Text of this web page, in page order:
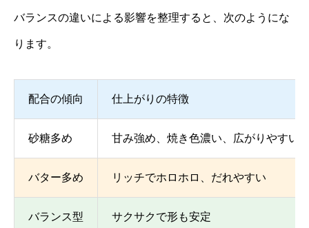
バランスの違いによる影響を整理すると、次のようにな
ります。
配合の傾向 仕上がりの特徴
砂糖多め 甘み強め、焼き色濃い、広がりやすい
バター多め リッチでホロホロ、だれやすい
バランス型 サクサクで形も安定